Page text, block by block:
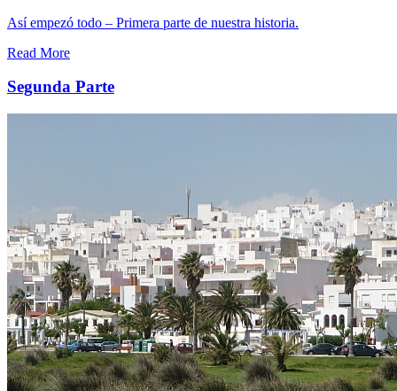
Así empezó todo – Primera parte de nuestra historia.
Read More
Segunda Parte